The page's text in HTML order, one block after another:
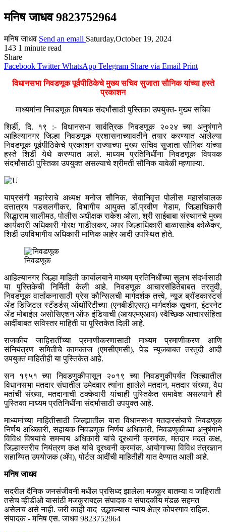
मनिष जाधव 9823752964
मनिष जाधव Send an email Saturday,October 19, 2024
143 1 minute read
Share
Facebook Twitter WhatsApp Telegram Share via Email Print
विधानसभा निवडणूक पूर्वपीठिकेचे मुख्य सचिव सुजाता सौनिक यांच्या हस्ते
प्रकाशन
माध्यमांना निवडणूक विषयक संदर्भांसाठी पुस्तिका उपयुक्त- मुख्य सचिव
शिर्डी, दि. १९ :- विधानसभा सार्वत्रिक निवडणूक २०२४ च्या अनुषंगाने
आहिल्यानगर जिल्हा निवडणूक प्रशासनाच्यावतीने तयार करण्यात आलेल्या
निवडणूक पूर्वपीठिकेचे प्रकाशन राज्याच्या मुख्य सचिव सुजाता सौनिक यांच्या
हस्ते शिर्डी येथे करण्यात आले. माध्यम प्रतिनिधींना निवडणूक विषयक
संदर्भांसाठी पुस्तिका उपयुक्त असल्याचे श्रीमती सौनिक यावेळी म्हणाल्या.
याप्रसंगी महारेराचे अध्यक्ष मनोज सौनिक, सेवानिवृत्त पोलीस महासंचालक
दत्तात्रय पडसलगीकर, विभागीय आयुक्त डॉ.प्रवीण गेडाम, जिल्हाधिकारी
सिद्धाराम सालीमठ, पोलीस अधीक्षक राकेश ओला, श्री साईबाबा संस्थानचे मुख्य
कार्यकारी अधिकारी गोरक्ष गाडीलकर, अपर जिल्हाधिकारी बाळासाहेब कोळेकर,
शिर्डी उपविभागीय अधिकारी माणिक आहेर आदी उपस्थित होते.
निवडणूक
आहिल्यानगर जिल्हा माहिती कार्यालयाने माध्यम प्रतिनिधींच्या सुलभ संदर्भासाठी
या पुस्तिकेची निर्मिती केली आहे. निवडणूक आचारसंहितेबाबत तरतुदी,
निवडणूक वार्तांकनासाठी प्रेस कौन्सिलची मार्गदर्शक तत्त्वे, न्यूज ब्रॉडकास्टर्स
अँड डिजिटल स्टँडर्डस् ऑथॉरिटीच्या (एनबीडीएसए) मार्गदर्शक सूचना, इंटरनेट
अँड मोबाईल असोसिएशन ऑफ इंडियाची (आयएमएआय) स्वैच्छिक आचारसंहिता
आदींबाबत सविस्तर माहिती या पुस्तिकेत दिली आहे.
राजकीय जाहिरातींच्या प्रमाणीकरणासाठी माध्यम प्रमाणीकरण आणि
संनियंत्रण समितीचे कामकाज (एमसीएमसी), पेड न्यूजबाबत तरतुदी आदी
उपयुक्त माहितीही या पुस्तिकेत आहे.
सन १९५१ च्या निवडणुकीपासून २०१९ च्या निवडणुकीपर्यंत जिल्ह्यातील
विधानसभा मतदार संघातील उमेदवार त्यांना झालेले मतदान, मतदार संख्या, वैध
मतांची संख्या, मतदानाची टक्केवारी यांचाही पुस्तिकेत समावेश असल्याने ही
पुस्तिका माध्यम प्रतिनिधींना संदर्भासाठी उपयुक्त आहे.
माध्यमांच्या माहितीसाठी जिल्ह्यातील बारा विधानसभा मतदारसंघाचे निवडणूक
निर्णय अधिकारी, सहायक निवडणूक निर्णय अधिकारी, निवडणुकीच्या अनुषंगाने
विविध विषयांचे समन्वय अधिकारी यांचे दूरध्वनी क्रमांक, मतदार मदत कक्ष,
जिल्हास्तरीय नियंत्रण कक्ष यांचे दूरध्वनी क्रमांक, आयोगाच्या विविध तंत्रज्ञान
सहाय्यित उपयोजक (ॲप), पोर्टल आदींची माहितीही यात देण्यात आली आहे.
मनिष जाधव
सदरील दैनिक जनसंजीवनी मधील प्रसिध्द झालेला मजकुर बातम्या व जाहिराती
तसेच व्हीडीओ यासांठी मजकुराबद्दल संपादक व संपादकीय मंडळ सहमत
असेलच असे नाही. जरी काही वाद उद्भवल्यास न्याय क्षेत्र कोपरगाव राहिल.
संपादक - मनिष एस. जाधव 9823752964